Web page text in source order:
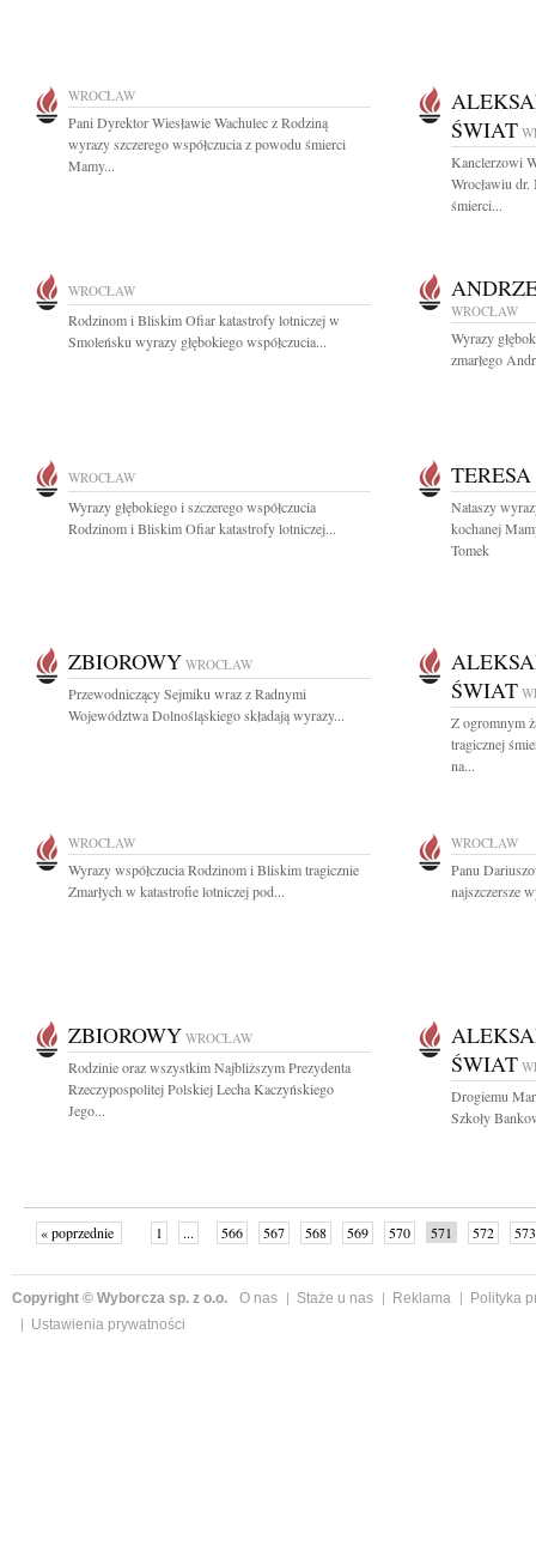
WROCŁAW
Pani Dyrektor Wiesławie Wachulec z Rodziną
wyrazy szczerego współczucia z powodu śmierci
Mamy...
ŚWIAT
Kanclerzowi
Wrocławiu
śmierci...
WROCŁAW
Rodzinom i Bliskim Ofiar katastrofy lotniczej w
Smoleńsku wyrazy głębokiego współczucia...
WROCŁAW
Wyrazy
zmarłego
WROCŁAW
Wyrazy głębokiego i szczerego współczucia
Rodzinom i Bliskim Ofiar katastrofy lotniczej...
Nataszy
kochanej
Tomek
ZBIOROWY WROCŁAW
Przewodniczący Sejmiku wraz z Radnymi
Województwa Dolnośląskiego składają wyrazy...
ŚWIAT
Z ogromnym
tragicznej
na...
WROCŁAW
Wyrazy współczucia Rodzinom i Bliskim tragicznie
Zmarłych w katastrofie lotniczej pod...
WROCŁAW
Panu
najszczersze
ZBIOROWY WROCŁAW
Rodzinie oraz wszystkim Najbliższym Prezydenta
Rzeczypospolitej Polskiej Lecha Kaczyńskiego
Jego...
ŚWIAT
Drogiemu
Szkoły
« poprzednie 1 ... 566 567 568 569 570 571 572
573
Copyright © Wyborcza sp. z o.o. O nas Staże u nas Reklama
Polityka
Ustawienia prywatności